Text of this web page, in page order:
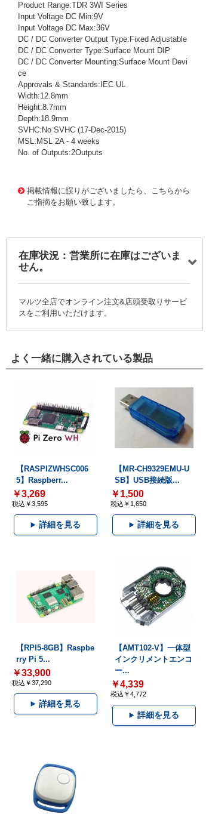
Product Range:TDR 3WI Series
Input Voltage DC Min:9V
Input Voltage DC Max:36V
DC / DC Converter Output Type:Fixed Adjustable
DC / DC Converter Type:Surface Mount DIP
DC / DC Converter Mounting:Surface Mount Devi
ce
Approvals & Standards:IEC UL
Width:12.8mm
Height:8.7mm
Depth:18.9mm
SVHC:No SVHC (17-Dec-2015)
MSL:MSL 2A - 4 weeks
No. of Outputs:2Outputs
掲載情報に誤りがございましたら、こちらから
ご指摘をお願い致します。
在庫状況：営業所に在庫はございま
せん。
マルツ全店でオンライン注文&店頭受取りサービ
スをご利用いただけます。
よく一緒に購入されている製品
【RASPIZWHSC006
5】Raspberr...
￥3,269
税込￥3,595
詳細を見る
【MR-CH9329EMU-U
SB】USB接続版...
￥1,500
税込￥1,650
詳細を見る
【RPI5-8GB】Raspbe
rry Pi 5...
￥33,900
税込￥37,290
詳細を見る
【AMT102-V】一体型
インクリメントエンコ
ー...
￥4,339
税込￥4,772
詳細を見る